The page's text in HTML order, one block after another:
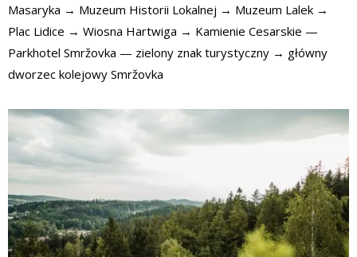
Masaryka → Muzeum Historii Lokalnej → Muzeum Lalek →
Plac Lidice → Wiosna Hartwiga → Kamienie Cesarskie —
Parkhotel Smržovka — zielony znak turystyczny → główny
dworzec kolejowy Smržovka